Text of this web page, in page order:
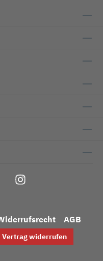
AGB
Vertrag widerrufen